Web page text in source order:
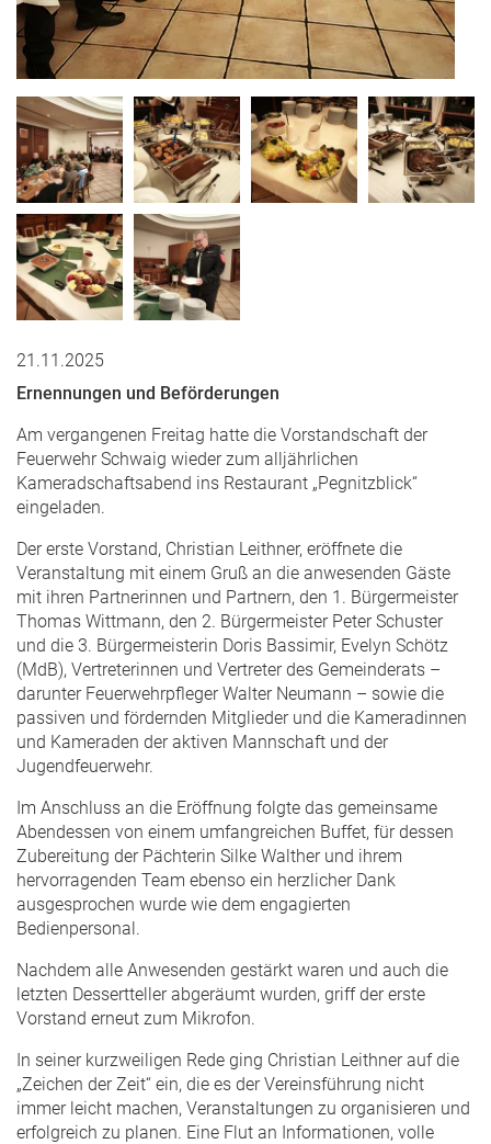
21.11.2025
Ernennungen und Beförderungen
Am vergangenen Freitag hatte die Vorstandschaft der
Feuerwehr Schwaig wieder zum alljährlichen
Kameradschaftsabend ins Restaurant „Pegnitzblick“
eingeladen.
Der erste Vorstand, Christian Leithner, eröffnete die
Veranstaltung mit einem Gruß an die anwesenden Gäste
mit ihren Partnerinnen und Partnern, den 1. Bürgermeister
Thomas Wittmann, den 2. Bürgermeister Peter Schuster
und die 3. Bürgermeisterin Doris Bassimir, Evelyn Schötz
(MdB), Vertreterinnen und Vertreter des Gemeinderats –
darunter Feuerwehrpfleger Walter Neumann – sowie die
passiven und fördernden Mitglieder und die Kameradinnen
und Kameraden der aktiven Mannschaft und der
Jugendfeuerwehr.
Im Anschluss an die Eröffnung folgte das gemeinsame
Abendessen von einem umfangreichen Buffet, für dessen
Zubereitung der Pächterin Silke Walther und ihrem
hervorragenden Team ebenso ein herzlicher Dank
ausgesprochen wurde wie dem engagierten
Bedienpersonal.
Nachdem alle Anwesenden gestärkt waren und auch die
letzten Dessertteller abgeräumt wurden, griff der erste
Vorstand erneut zum Mikrofon.
In seiner kurzweiligen Rede ging Christian Leithner auf die
„Zeichen der Zeit“ ein, die es der Vereinsführung nicht
immer leicht machen, Veranstaltungen zu organisieren und
erfolgreich zu planen. Eine Flut an Informationen, volle